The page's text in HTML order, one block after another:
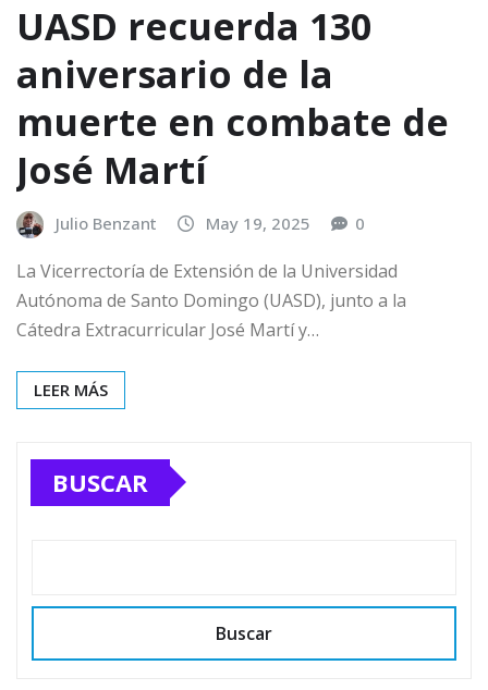
UASD recuerda 130
aniversario de la
muerte en combate de
José Martí
Julio Benzant May 19, 2025 0
La Vicerrectoría de Extensión de la Universidad
Autónoma de Santo Domingo (UASD), junto a la
Cátedra Extracurricular José Martí y…
LEER MÁS
BUSCAR
Buscar